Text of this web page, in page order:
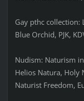
Gay рthс collection:
Blue Orchid, PJK,
Nudism: Naturism
Helios Natura, Holy
Naturist Freedom,